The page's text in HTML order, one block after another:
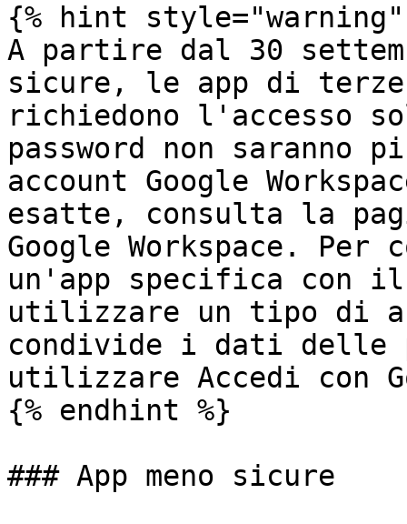
{% hint style="warning"
A partire dal 30
sicure, le app di
richiedono l'accesso
password non
account Google
esatte, consulta la
Google Workspace.
un'app specifica con il
utilizzare un tipo di
condivide i dati delle
utilizzare Accedi con
{% endhint %}
### App meno sicure